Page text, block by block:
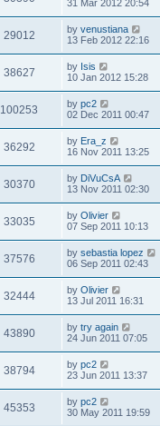
31 Mar 2012 20:54
29012 by venustiana
13 Feb 2012 22:16
38627 by Isis
10 Jan 2012 15:28
100253 by pc2
02 Dec 2011 00:47
36292 by Era_z
16 Nov 2011 13:25
30370 by DiVuCsA
13 Nov 2011 02:30
33035 by Olivier
07 Sep 2011 10:13
37576 by sebastia lopez
06 Sep 2011 02:43
32444 by Olivier
13 Jul 2011 16:31
43890 by try again
24 Jun 2011 07:05
38794 by pc2
23 Jun 2011 13:37
45353 by pc2
30 May 2011 19:59